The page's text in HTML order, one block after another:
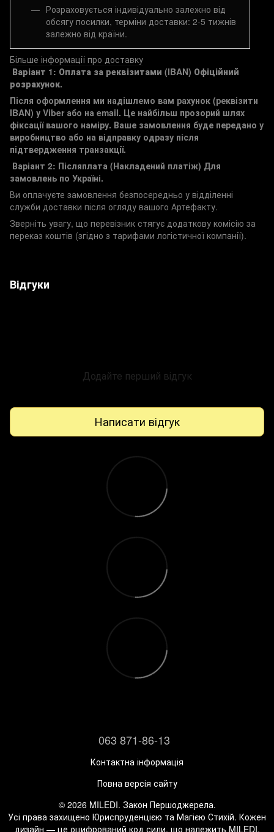
Розраховується індивідуально залежно від
обсягу посилки, терміни доставки: 2-5 тижнів
залежно від країни.
Більше інформації про доставку
Варіант 1: Оплата за реквізитами (IBAN) Офіційний
розрахунок.
Після оформлення ми надішлемо вам рахунок (реквізити
IBAN) у Viber або на email. Це найбільш прозорий шлях
фіксації вашого наміру. Ваше замовлення буде передано у
виробництво або на відправку одразу після
підтвердження транзакції.
Варіант 2: Післяплата (Накладений платіж) Для
замовлень по Україні.
Ви оплачуєте замовлення безпосередньо у відділенні
служби доставки після огляду вашого Артефакту.
Зверніть увагу, що перевізник стягує додаткову комісію за
переказ коштів (згідно з тарифами логістичної компанії).
Відгуки
Додайте перший відгук
Написати відгук
063 871-86-13
Контактна інформація
Повна версія сайту
© 2026 MILEDI. Закон Першоджерела.
Усі права захищено Юриспруденцією та Магією Стихій. Кожен
дизайн — це оцифрований код сили, що належить MILEDI.